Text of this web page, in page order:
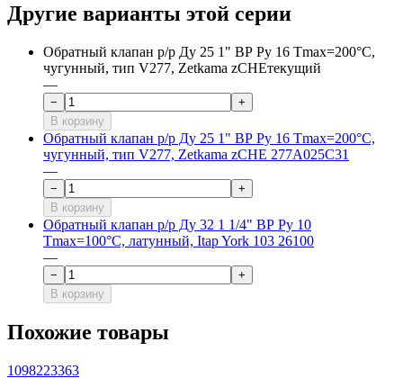
Другие варианты этой серии
Обратный клапан р/р Ду 25 1" ВР Ру 16 Tmax=200°С,
чугунный, тип V277, Zetkama zCHEтекущий
—
−
+
В корзину
Обратный клапан р/р Ду 25 1" ВР Ру 16 Tmax=200°С,
чугунный, тип V277, Zetkama zCHE 277A025C31
—
−
+
В корзину
Обратный клапан р/р Ду 32 1 1/4" ВР Ру 10
Tmax=100°С, латунный, Itap York 103 26100
—
−
+
В корзину
Похожие товары
1098223363